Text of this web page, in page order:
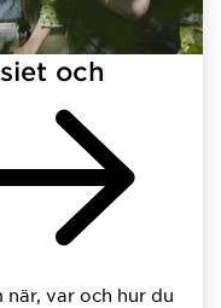
och
var och hur du